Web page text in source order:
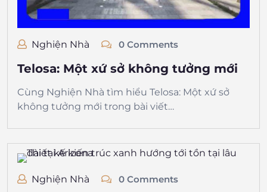
Nghiện Nhà 0 Comments
Telosa: Một xứ sở không tưởng mới
Cùng Nghiện Nhà tìm hiểu Telosa: Một xứ sở
không tưởng mới trong bài viết…
Nghiện Nhà 0 Comments